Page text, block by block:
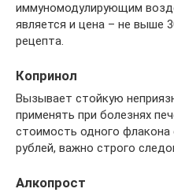
иммуномодулирующим
является и цена – не выше
рецепта.
Копринол
Вызывает стойкую
применять при болезнях
стоимость одного флакона
рублей, важно строго
Алкопрост